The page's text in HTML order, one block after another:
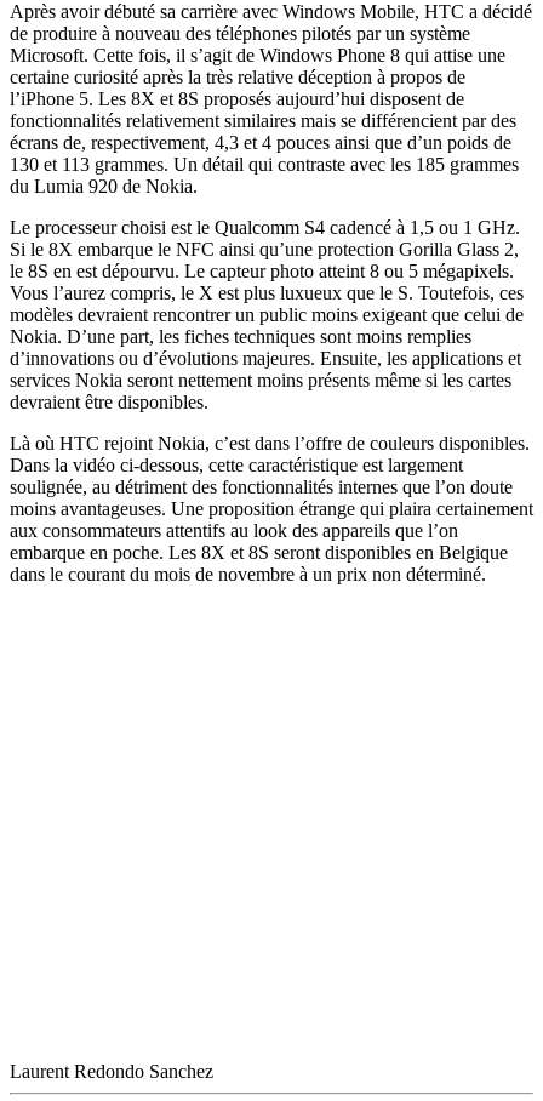
Après avoir débuté sa carrière avec Windows Mobile, HTC a décidé
de produire à nouveau des téléphones pilotés par un système
Microsoft. Cette fois, il s’agit de Windows Phone 8 qui attise une
certaine curiosité après la très relative déception à propos de
l’iPhone 5. Les 8X et 8S proposés aujourd’hui disposent de
fonctionnalités relativement similaires mais se différencient par des
écrans de, respectivement, 4,3 et 4 pouces ainsi que d’un poids de
130 et 113 grammes. Un détail qui contraste avec les 185 grammes
du Lumia 920 de Nokia.
Le processeur choisi est le Qualcomm S4 cadencé à 1,5 ou 1 GHz.
Si le 8X embarque le NFC ainsi qu’une protection Gorilla Glass 2,
le 8S en est dépourvu. Le capteur photo atteint 8 ou 5 mégapixels.
Vous l’aurez compris, le X est plus luxueux que le S. Toutefois, ces
modèles devraient rencontrer un public moins exigeant que celui de
Nokia. D’une part, les fiches techniques sont moins remplies
d’innovations ou d’évolutions majeures. Ensuite, les applications et
services Nokia seront nettement moins présents même si les cartes
devraient être disponibles.
Là où HTC rejoint Nokia, c’est dans l’offre de couleurs disponibles.
Dans la vidéo ci-dessous, cette caractéristique est largement
soulignée, au détriment des fonctionnalités internes que l’on doute
moins avantageuses. Une proposition étrange qui plaira certainement
aux consommateurs attentifs au look des appareils que l’on
embarque en poche. Les 8X et 8S seront disponibles en Belgique
dans le courant du mois de novembre à un prix non déterminé.
Laurent Redondo Sanchez